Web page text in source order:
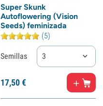
Super Skunk
Autoflowering (Vision
Seeds) feminizada
(5)
Semillas 3
17,50€